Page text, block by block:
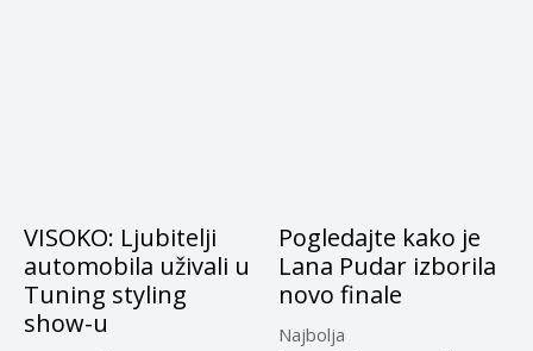
VISOKO: Ljubitelji
automobila uživali u
Tuning styling
show-u
Pogledajte kako je
Lana Pudar izborila
novo finale
Najbolja